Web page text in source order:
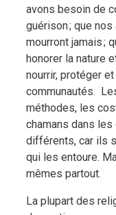
avons besoin de
guérison ; que
mourront jamais ;
honorer la nature
nourrir, protéger
communautés.
méthodes, les
chamans dans
différents, car ils
qui les entoure.
mêmes partout.
La plupart des